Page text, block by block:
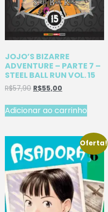
JOJO’S BIZARRE
ADVENTURE – PARTE 7 –
STEEL BALL RUN VOL. 15
R$57,90 R$55,00
Adicionar ao carrinho
Oferta!